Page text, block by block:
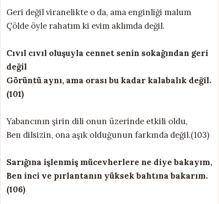
Geri değil viranelikte o da, ama enginliği malum
Çölde öyle rahatım ki evim aklımda değil.
Cıvıl cıvıl oluşuyla cennet senin sokağından geri
değil
Görüntü aynı, ama orası bu kadar kalabalık değil.
(101)
Yabancının şirin dili onun üzerinde etkili oldu,
Ben dilsizin, ona aşık olduğunun farkında değil.(103)
Sarığına işlenmiş mücevherlere ne diye bakayım,
Ben inci ve pırlantanın yüksek bahtına bakarım.
(106)